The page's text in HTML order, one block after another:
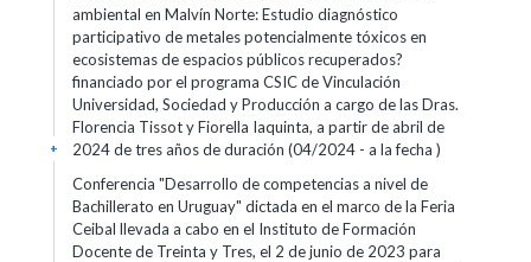
ambiental en Malvín Norte: Estudio diagnóstico
participativo de metales potencialmente tóxicos en
ecosistemas de espacios públicos recuperados?
financiado por el programa CSIC de Vinculación
Universidad, Sociedad y Producción a cargo de las Dras.
Florencia Tissot y Fiorella Iaquinta, a partir de abril de
2024 de tres años de duración (04/2024 - a la fecha )
+
Conferencia "Desarrollo de competencias a nivel de
Bachillerato en Uruguay" dictada en el marco de la Feria
Ceibal llevada a cabo en el Instituto de Formación
Docente de Treinta y Tres, el 2 de junio de 2023 para